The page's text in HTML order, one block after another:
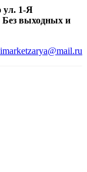
ул. 1-Я
Без выходных и